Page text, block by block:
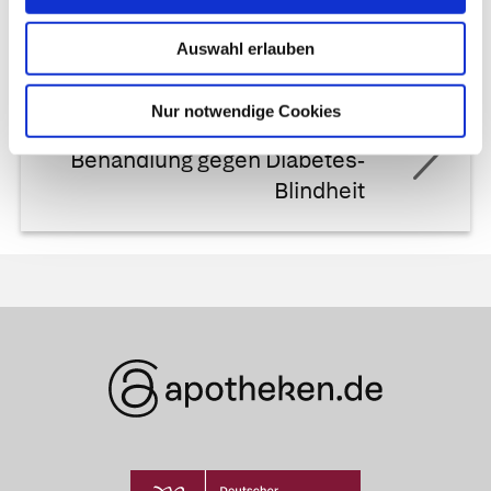
Auswahl erlauben
Nur notwendige Cookies
Aromatherapie
Nächster Artikel
Behandlung gegen Diabetes-
Blindheit